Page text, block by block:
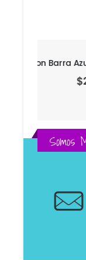
Jabon
Somos